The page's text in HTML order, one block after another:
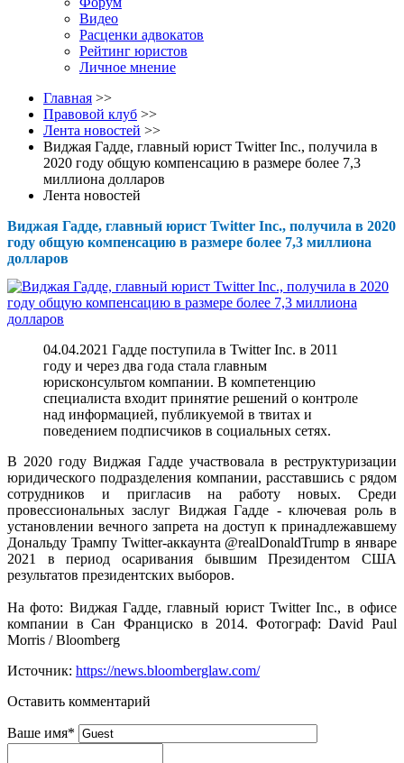
Видео
Расценки адвокатов
Рейтинг юристов
Личное мнение
Главная >>
Правовой клуб >>
Лента новостей >>
Виджая Гадде, главный юрист Twitter Inc., получила в
2020 году общую компенсацию в размере более 7,3
миллиона долларов
Лента новостей
Виджая Гадде, главный юрист Twitter Inc., получила в 2020
году общую компенсацию в размере более 7,3 миллиона
долларов
04.04.2021 Гадде поступила в Twitter Inc. в 2011
году и через два года стала главным
юрисконсультом компании. В компетенцию
специалиста входит принятие решений о контроле
над информацией, публикуемой в твитах и
поведением подписчиков в социальных сетях.
В 2020 году Виджая Гадде участвовала в реструктуризации
юридического подразделения компании, расставшись с рядом
сотрудников и пригласив на работу новых. Среди
провессиональных заслуг Виджая Гадде - ключевая роль в
установлении вечного запрета на доступ к принадлежавшему
Дональду Трампу Twitter-аккаунта @realDonaldTrump в январе
2021 в период осаривания бывшим Президентом США
результатов президентских выборов.
На фото: Виджая Гадде, главный юрист Twitter Inc., в офисе
компании в Сан Франциско в 2014. Фотограф: David Paul
Morris / Bloomberg
Источник: https://news.bloomberglaw.com/
Оставить комментарий
Ваше имя*